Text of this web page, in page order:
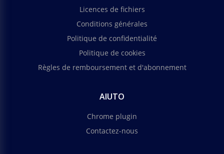
Licences de fichiers
Conditions générales
Politique de confidentialité
Politique de cookies
Règles de remboursement et d'abonnement
AIUTO
Chrome plugin
Contactez-nous